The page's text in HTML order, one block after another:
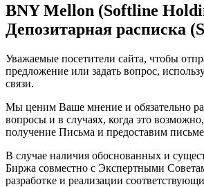
BNY Mellon (Softline
Депозитарная расписка
Уважаемые посетители сайта, чтобы
предложение или задать вопрос,
связи.
Мы ценим Ваше мнение и обязательно
вопросы и в случаях, когда это
получение Письма и предоставим
В случае наличия обоснованных и
Биржа совместно с Экспертными
разработке и реализации